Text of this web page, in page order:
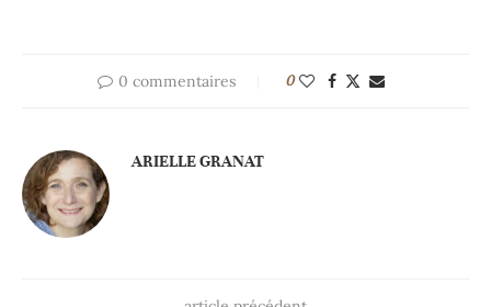
0 commentaires 0
ARIELLE GRANAT